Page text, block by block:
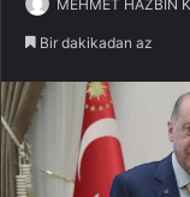
MEHMET HAZBİN
Bir dakikadan az